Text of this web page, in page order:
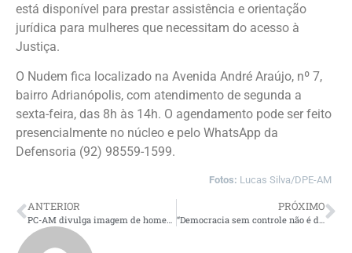
está disponível para prestar assistência e orientação
jurídica para mulheres que necessitam do acesso à
Justiça.
O Nudem fica localizado na Avenida André Araújo, nº 7,
bairro Adrianópolis, com atendimento de segunda a
sexta-feira, das 8h às 14h. O agendamento pode ser feito
presencialmente no núcleo e pelo WhatsApp da
Defensoria (92) 98559-1599.
Fotos: Lucas Silva/DPE-AM
ANTERIOR PRÓXIMO